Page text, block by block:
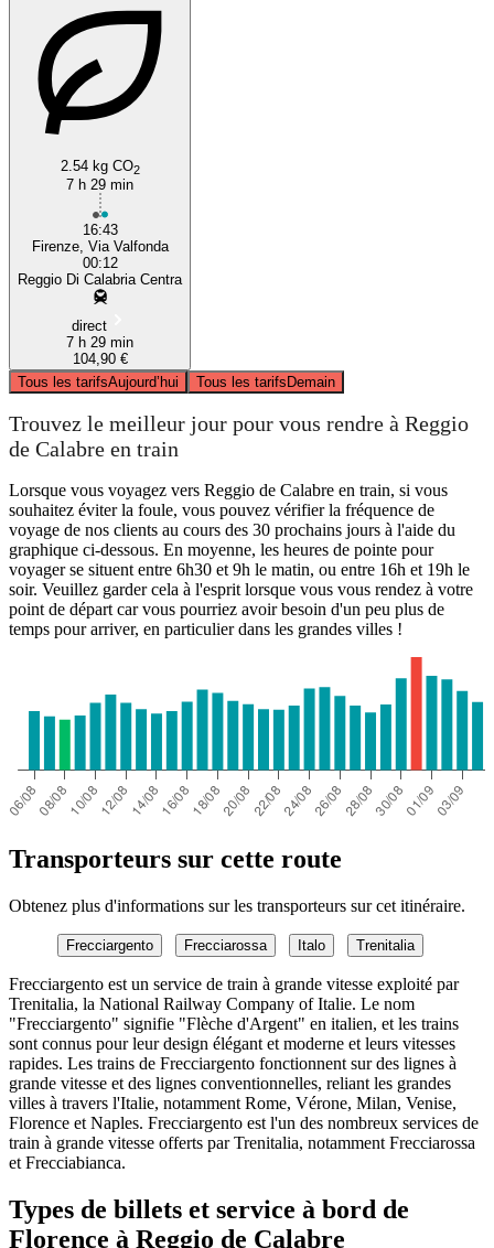
2.54 kg CO2
7 h 29 min
16:43
Firenze, Via Valfonda
00:12
Reggio Di Calabria Centra
direct
7 h 29 min
104,90 €
Tous les tarifsAujourd’hui Tous les tarifsDemain
Trouvez le meilleur jour pour vous rendre à Reggio
de Calabre en train
Lorsque vous voyagez vers Reggio de Calabre en train, si vous
souhaitez éviter la foule, vous pouvez vérifier la fréquence de
voyage de nos clients au cours des 30 prochains jours à l'aide du
graphique ci-dessous. En moyenne, les heures de pointe pour
voyager se situent entre 6h30 et 9h le matin, ou entre 16h et 19h le
soir. Veuillez garder cela à l'esprit lorsque vous vous rendez à votre
point de départ car vous pourriez avoir besoin d'un peu plus de
temps pour arriver, en particulier dans les grandes villes !
Transporteurs sur cette route
Obtenez plus d'informations sur les transporteurs sur cet itinéraire.
Frecciargento Frecciarossa Italo Trenitalia
Frecciargento est un service de train à grande vitesse exploité par
Trenitalia, la National Railway Company of Italie. Le nom
"Frecciargento" signifie "Flèche d'Argent" en italien, et les trains
sont connus pour leur design élégant et moderne et leurs vitesses
rapides. Les trains de Frecciargento fonctionnent sur des lignes à
grande vitesse et des lignes conventionnelles, reliant les grandes
villes à travers l'Italie, notamment Rome, Vérone, Milan, Venise,
Florence et Naples. Frecciargento est l'un des nombreux services de
train à grande vitesse offerts par Trenitalia, notamment Frecciarossa
et Frecciabianca.
Types de billets et service à bord de
Florence à Reggio de Calabre